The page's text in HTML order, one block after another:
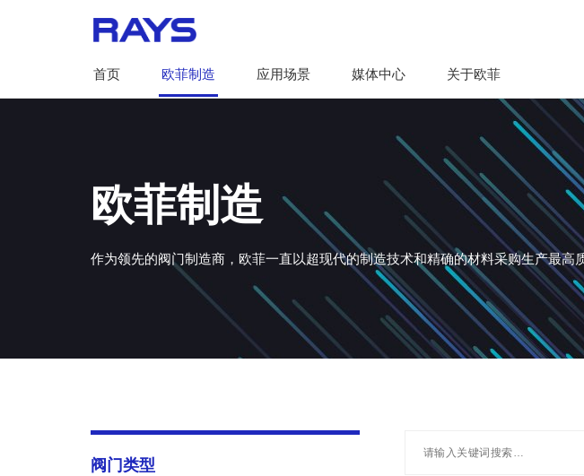
首页 欧菲制造 应用场景 媒体中心 关于欧菲
欧菲制造
作为领先的阀门制造商，欧菲一直以超现代的制造技术和精确的材料采购生产最高
阀门类型